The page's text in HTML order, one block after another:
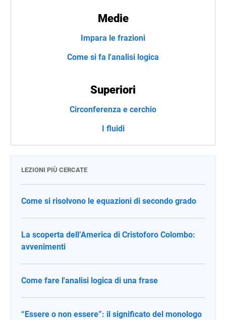
Medie
Impara le frazioni
Come si fa l'analisi logica
Superiori
Circonferenza e cerchio
I fluidi
LEZIONI PIÙ CERCATE
Come si risolvono le equazioni di secondo grado
La scoperta dell’America di Cristoforo Colombo:
avvenimenti
Come fare l'analisi logica di una frase
“Essere o non essere”: il significato del monologo